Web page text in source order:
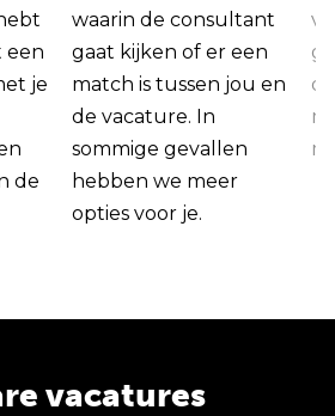
een
je
de
waarin de consultant
gaat kijken of er een
match is tussen jou en
de vacature. In
sommige gevallen
hebben we meer
opties voor je.
vacatures